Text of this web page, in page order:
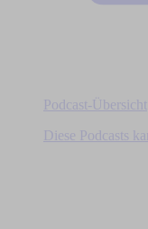
Podcast-Übersicht
Diese Podcasts